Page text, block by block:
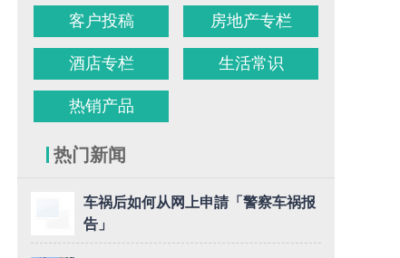
客户投稿 房地产专栏
酒店专栏 生活常识
热销产品
热门新闻
车祸后如何从网上申請「警察车祸报
告」